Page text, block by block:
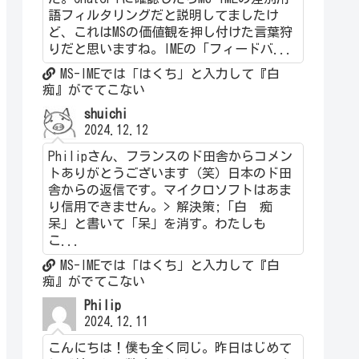
語フィルタリングだと説明してましたけ
ど、これはMSの価値観を押し付けた言葉狩
りだと思いますね。IMEの「フィードバ...
MS-IMEでは「はくち」と入力して『白
痴』がでてこない
shuichi
2024.12.12
Philipさん、フランスのド田舎からコメン
トありがとうございます（笑）日本のド田
舎からの返信です。マイクロソフトはあま
り信用できません。> 解決策;「白 痴
呆」と書いて「呆」を消す。わたしも
こ...
MS-IMEでは「はくち」と入力して『白
痴』がでてこない
Philip
2024.12.11
こんにちは！僕も全く同じ。昨日はじめて